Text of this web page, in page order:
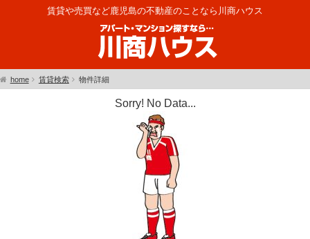
賃貸や売買など鹿児島の不動産のことなら川商ハウス
home 賃貸検索 物件詳細
Sorry! No Data...